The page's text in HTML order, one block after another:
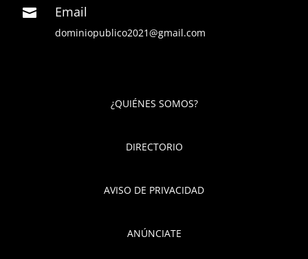
 Email
dominiopublico2021@gmail.com
¿QUIÉNES SOMOS?
DIRECTORIO
AVISO DE PRIVACIDAD
ANÚNCIATE